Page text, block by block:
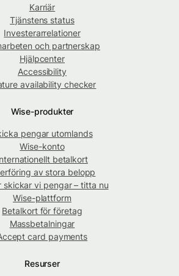
Karriär
Tjänstens status
Investerarrelationer
och partnerskap
Hjälpcenter
Accessibility
availability checker
Wise-produkter
pengar utomlands
Wise-konto
betalkort
av stora belopp
skickar vi pengar – titta nu
Wise-plattform
Betalkort för företag
Massbetalningar
card payments
Resurser